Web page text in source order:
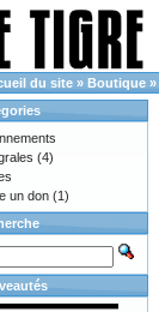
du site » Boutique »
(4)
un don (1)